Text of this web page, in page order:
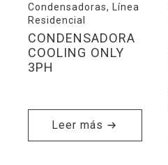
Condensadoras, Línea
Residencial
CONDENSADORA
COOLING ONLY
3PH
Leer más